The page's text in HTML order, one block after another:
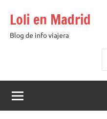
contenido
Loli en Madrid
Blog de info viajera